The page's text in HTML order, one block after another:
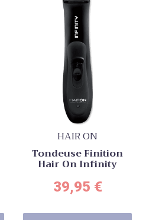
HAIR ON
Tondeuse Finition
Hair On Infinity
39,95 €